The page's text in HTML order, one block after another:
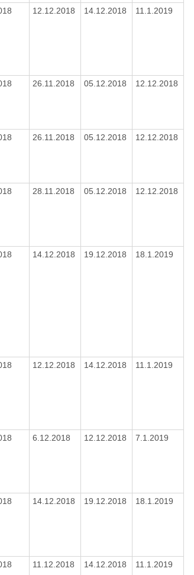
12.12.2018 14.12.2018 11.1.2019
26.11.2018 05.12.2018 12.12.2018
26.11.2018 05.12.2018 12.12.2018
28.11.2018 05.12.2018 12.12.2018
14.12.2018 19.12.2018 18.1.2019
12.12.2018 14.12.2018 11.1.2019
6.12.2018 12.12.2018 7.1.2019
14.12.2018 19.12.2018 18.1.2019
11.12.2018 14.12.2018 11.1.2019